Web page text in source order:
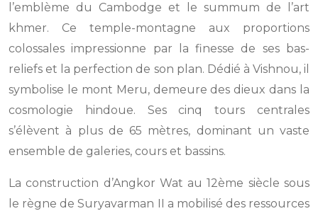
l’emblème du Cambodge et le summum de l’art
khmer. Ce temple-montagne aux proportions
colossales impressionne par la finesse de ses bas-
reliefs et la perfection de son plan. Dédié à Vishnou, il
symbolise le mont Meru, demeure des dieux dans la
cosmologie hindoue. Ses cinq tours centrales
s’élèvent à plus de 65 mètres, dominant un vaste
ensemble de galeries, cours et bassins.
La construction d’Angkor Wat au 12ème siècle sous
le règne de Suryavarman II a mobilisé des ressources